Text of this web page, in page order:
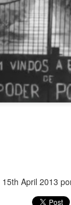
15th April 2013